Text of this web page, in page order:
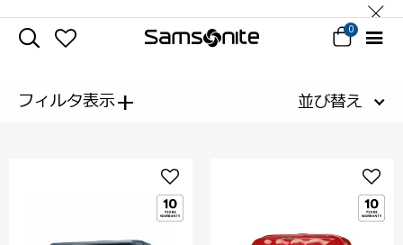
0
フィルタ表示+ 並び替え